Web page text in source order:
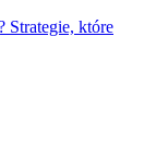
Strategie, które